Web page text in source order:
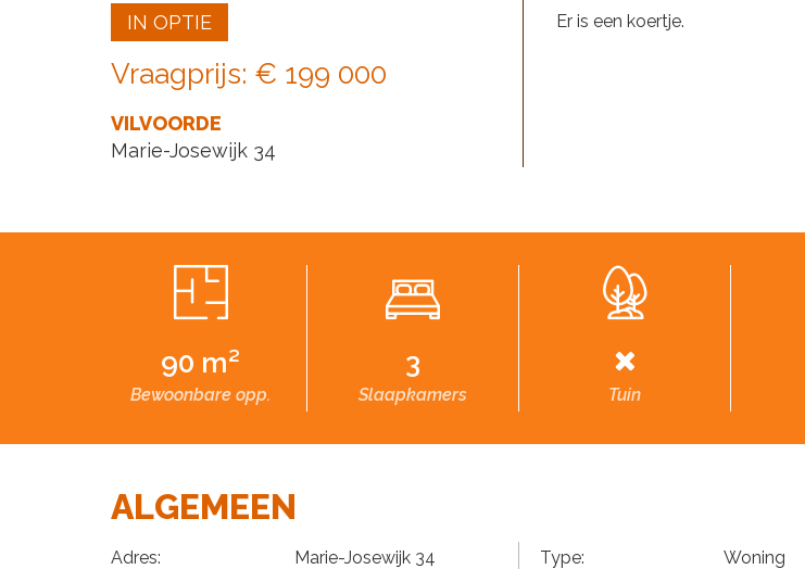
IN OPTIE
Vraagprijs: € 199 000
VILVOORDE
Marie-Josewijk 34
Er is een koertje.
90 m²
Bewoonbare opp.
3
Slaapkamers Tuin
ALGEMEEN
Adres:
Marie-Josewijk 34
Type:
Woning